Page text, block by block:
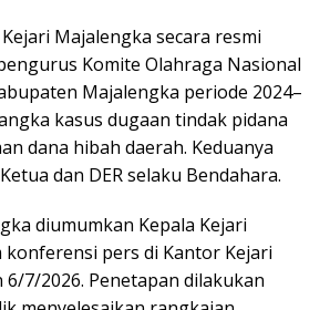
Majalengka secara resmi
Komite Olahraga Nasional
Majalengka periode 2024–
kasus dugaan tindak pidana
dana hibah daerah. Keduanya
dan DER selaku Bendahara.
diumumkan Kepala Kejari
konferensi pers di Kantor Kejari
6/7/2026. Penetapan dilakukan